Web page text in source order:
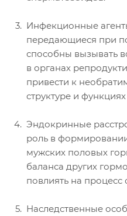
Инфекционные
передающиеся при
способны вызывать
в органах
привести к
структуре и
Эндокринные
роль в
мужских половых
баланса других
повлиять на процесс
Наследственные